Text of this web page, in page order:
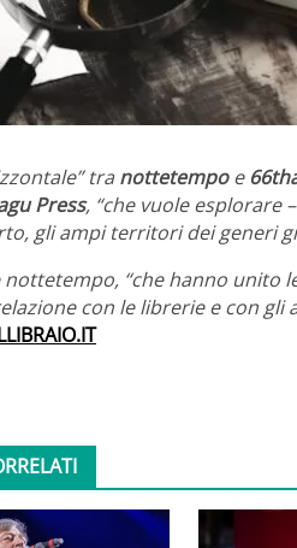
tra nottetempoe
Press, “che vuole esplorare
gli ampi territori dei generi
nottetempo, “che hanno unito
con le librerie e con